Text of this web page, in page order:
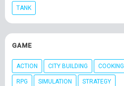
TANK
GAME
ACTION CITY BUILDING COOKING
RPG SIMULATION STRATEGY